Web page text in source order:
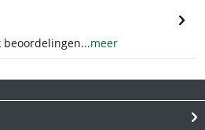
beoordelingen...meer